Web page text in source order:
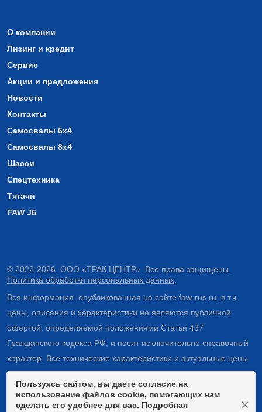
О компании
Лизинг и кредит
Сервис
Акции и предложения
Новости
Контакты
Самосвалы 6х4
Самосвалы 8х4
Шасси
Спецтехника
Тягачи
FAW J6
© 2022-2026. ООО «ТРАК ЦЕНТР». Все права защищены.
Политика обработки персональных данных.
Вся информация, опубликованная на сайте faw-rus.ru, в т.ч.
цены, описания и характеристики не являются публичной
офертой, определяемой положениями Статьи 437
Гражданского кодекса РФ, и носят исключительно справочный
характер. Все технические характеристики и актуальные цены
на технику можно узнать в отделе продаж дилерского центра
ТРАК ЦЕНТР.
Пользуясь сайтом, вы даете согласие на
использование файлов cookie, помогающих нам
сделать его удобнее для вас. Подробная
×